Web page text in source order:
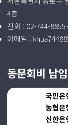
4층
전화 : 02-744-
이메일 :
동문회비 납
국민은
농협은
신한은